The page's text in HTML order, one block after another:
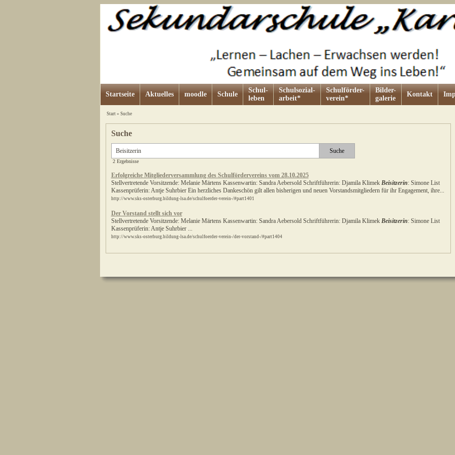
Startseite Aktuelles moodle Schule
Schul-
leben
Schulsozial-
arbeit*
Schulförder-
verein*
Bilder-
galerie
Kontakt
Start» Suche
Suche
2 Ergebnisse
Erfolgreiche Mitgliederversammlung des Schulfördervereins vom 28.10.2025
Stellvertretende Vorsitzende: Melanie Märtens Kassenwartin: Sandra Aebersold Schriftführerin: Djamila Klimek Beisitzerin: Simone List
Kassenprüferin: Antje Suhrbier Ein herzliches Dankeschön gilt allen bisherigen und neuen Vorstandsmitgliedern für ihr Engagement, ihre...
http://www.sks-osterburg.bildung-lsa.de/schulfoerder-verein-/#part1401
Der Vorstand stellt sich vor
Stellvertretende Vorsitzende: Melanie Märtens Kassenwartin: Sandra Aebersold Schriftführerin: Djamila Klimek Beisitzerin: Simone List
Kassenprüferin: Antje Suhrbier ...
http://www.sks-osterburg.bildung-lsa.de/schulfoerder-verein-/der-vorstand-/#part1404